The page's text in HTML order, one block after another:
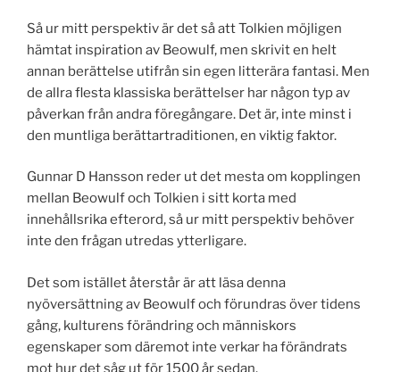
Så ur mitt perspektiv är det så att Tolkien möjligen
hämtat inspiration av Beowulf, men skrivit en helt
annan berättelse utifrån sin egen litterära fantasi. Men
de allra flesta klassiska berättelser har någon typ av
påverkan från andra föregångare. Det är, inte minst i
den muntliga berättartraditionen, en viktig faktor.
Gunnar D Hansson reder ut det mesta om kopplingen
mellan Beowulf och Tolkien i sitt korta med
innehållsrika efterord, så ur mitt perspektiv behöver
inte den frågan utredas ytterligare.
Det som istället återstår är att läsa denna
nyöversättning av Beowulf och förundras över tidens
gång, kulturens förändring och människors
egenskaper som däremot inte verkar ha förändrats
mot hur det såg ut för 1500 år sedan.